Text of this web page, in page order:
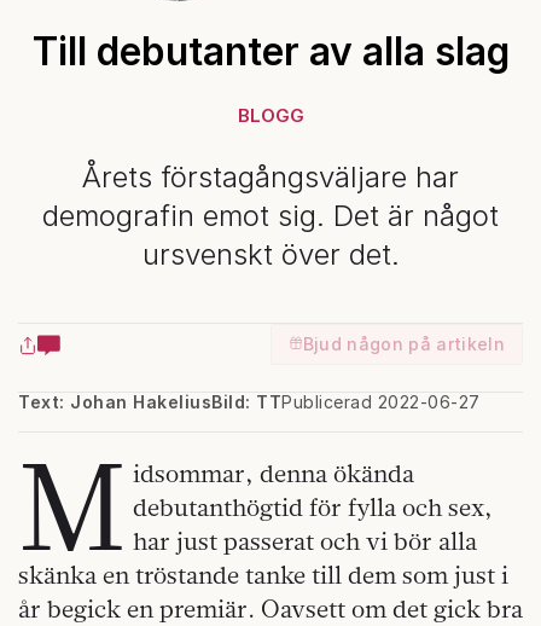
Till debutanter av alla slag
BLOGG
Årets förstagångsväljare har
demografin emot sig. Det är något
ursvenskt över det.
Bjud någon på artikeln
Text: Johan Hakelius Publicerad 2022-06-27
Bild: TT
M idsommar, denna ökända
debutanthögtid för fylla och sex,
har just passerat och vi bör alla
skänka en tröstande tanke till dem som just i
år begick en premiär. Oavsett om det gick bra